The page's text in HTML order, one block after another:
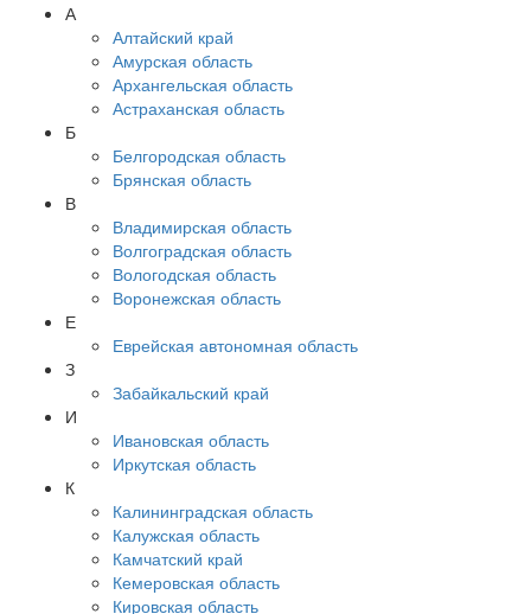
А
Алтайский край
Амурская область
Архангельская область
Астраханская область
Б
Белгородская область
Брянская область
В
Владимирская область
Волгоградская область
Вологодская область
Воронежская область
Е
Еврейская автономная область
З
Забайкальский край
И
Ивановская область
Иркутская область
К
Калининградская область
Калужская область
Камчатский край
Кемеровская область
Кировская область